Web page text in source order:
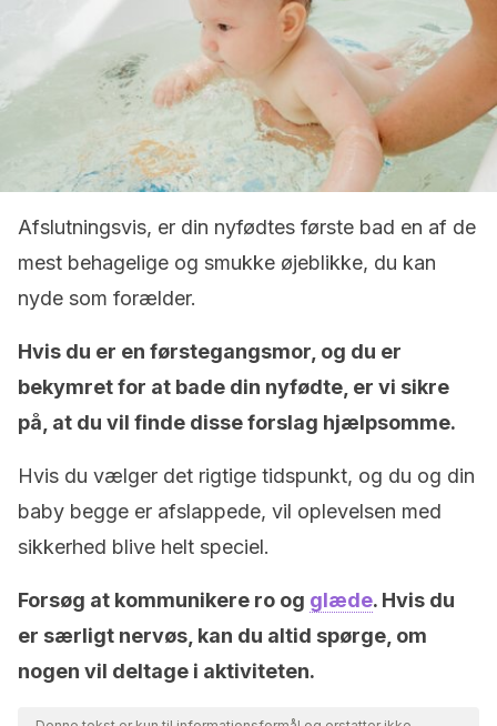
Afslutningsvis, er din nyfødtes første bad en af de
mest behagelige og smukke øjeblikke, du kan
nyde som forælder.
Hvis du er en førstegangsmor, og du er
bekymret for at bade din nyfødte, er vi sikre
på, at du vil finde disse forslag hjælpsomme.
Hvis du vælger det rigtige tidspunkt, og du og din
baby begge er afslappede, vil oplevelsen med
sikkerhed blive helt speciel.
Forsøg at kommunikere ro og glæde. Hvis du
er særligt nervøs, kan du altid spørge, om
nogen vil deltage i aktiviteten.